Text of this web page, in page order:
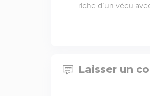
riche d’un vécu
Laisser un